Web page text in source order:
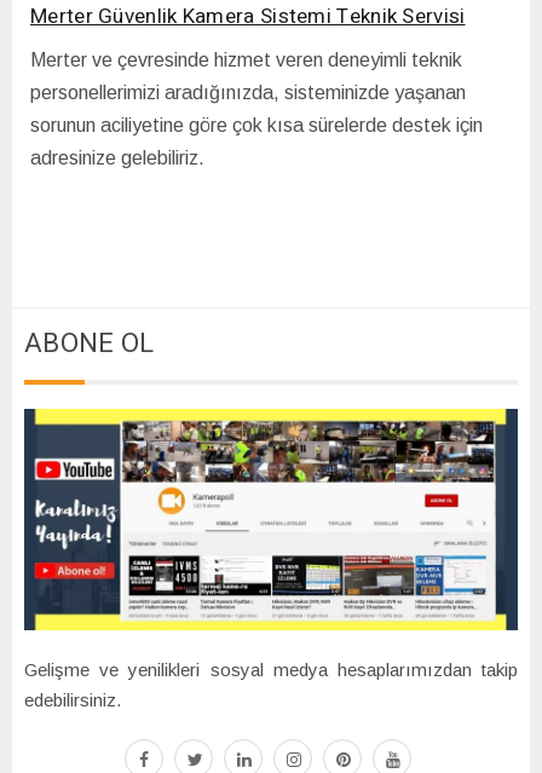
Merter Güvenlik Kamera Sistemi Teknik Servisi
Merter ve çevresinde hizmet veren deneyimli teknik
personellerimizi aradığınızda, sisteminizde yaşanan
sorunun aciliyetine göre çok kısa sürelerde destek için
adresinize gelebiliriz.
ABONE OL
Gelişme ve yenilikleri sosyal medya hesaplarımızdan takip
edebilirsiniz.
facebook
twitter linkedininstagrampinterestyoutube